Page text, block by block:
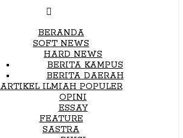
BERANDA
SOFT NEWS
HARD NEWS
BERITA KAMPUS
BERITA DAERAH
ARTIKEL ILMIAH POPULER
OPINI
ESSAY
FEATURE
SASTRA